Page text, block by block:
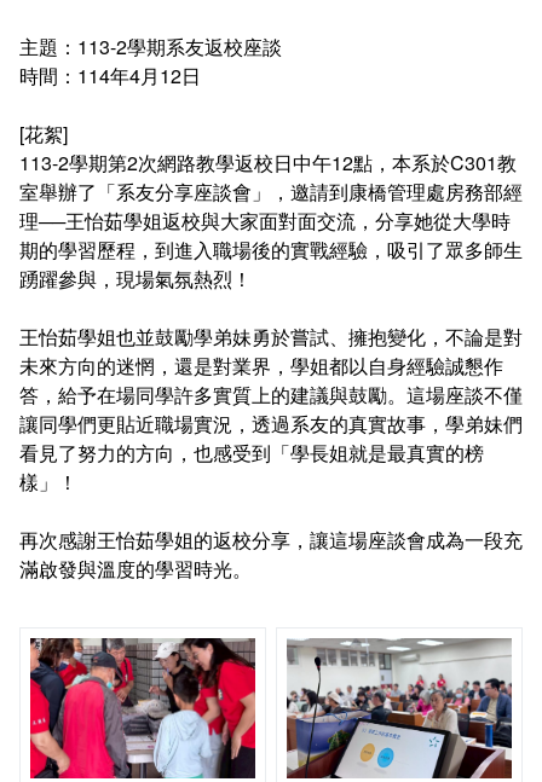
評鑑專區
諮詢信箱
教材資訊
認證課程
購物中心認證課程
IOPCA認證課程
30+大學試辦計畫學分學程
畢業學分配置
學分抵免及減修申請
課程地圖
課程地圖主頁
專業基礎必選修與領域
活動花絮
學會幹部
主題：113-2學期系友返校座談
時間：114年4月12日
[花絮]
113-2學期第2次網路教學返校日中午12點，本系於C301教
室舉辦了「系友分享座談會」，邀請到康橋管理處房務部經
理──王怡茹學姐返校與大家面對面交流，分享她從大學時
期的學習歷程，到進入職場後的實戰經驗，吸引了眾多師生
踴躍參與，現場氣氛熱烈！
王怡茹學姐也並鼓勵學弟妹勇於嘗試、擁抱變化，不論是對
未來方向的迷惘，還是對業界，學姐都以自身經驗誠懇作
答，給予在場同學許多實質上的建議與鼓勵。這場座談不僅
讓同學們更貼近職場實況，透過系友的真實故事，學弟妹們
看見了努力的方向，也感受到「學長姐就是最真實的榜
樣」！
再次感謝王怡茹學姐的返校分享，讓這場座談會成為一段充
滿啟發與溫度的學習時光。